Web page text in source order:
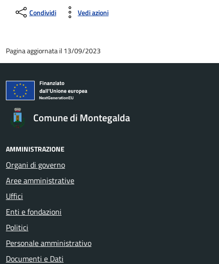
Condividi Vedi azioni
Pagina aggiornata il 13/09/2023
Comune di Montegalda
AMMINISTRAZIONE
Organi di governo
Aree amministrative
Uffici
Enti e fondazioni
Politici
Personale amministrativo
Documenti e Dati